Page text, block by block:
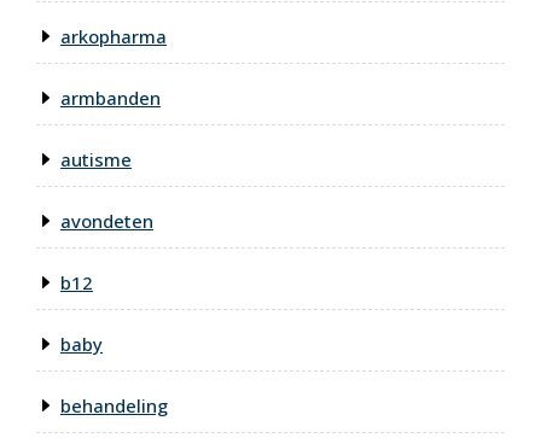
arkopharma
armbanden
autisme
avondeten
b12
baby
behandeling